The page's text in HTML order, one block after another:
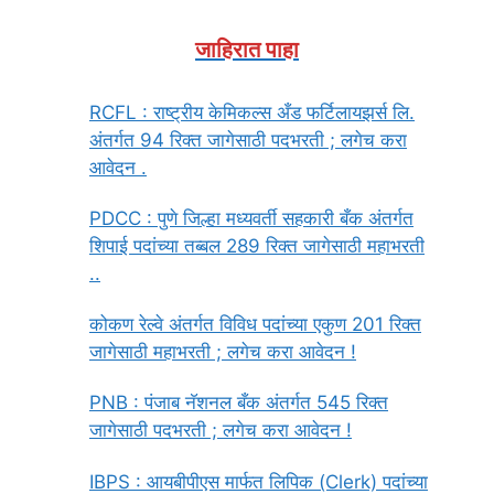
जाहिरात पाहा
RCFL : राष्ट्रीय केमिकल्स अँड फर्टिलायझर्स लि.
अंतर्गत 94 रिक्त जागेसाठी पदभरती ; लगेच करा
आवेदन .
PDCC : पुणे जिल्हा मध्यवर्ती सहकारी बँक अंतर्गत
शिपाई पदांच्या तब्बल 289 रिक्त जागेसाठी महाभरती
..
कोकण रेल्वे अंतर्गत विविध पदांच्या एकुण 201 रिक्त
जागेसाठी महाभरती ; लगेच करा आवेदन !
PNB : पंजाब नॅशनल बँक अंतर्गत 545 रिक्त
जागेसाठी पदभरती ; लगेच करा आवेदन !
IBPS : आयबीपीएस मार्फत लिपिक (Clerk) पदांच्या